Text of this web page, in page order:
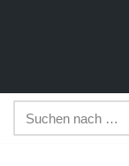
springen